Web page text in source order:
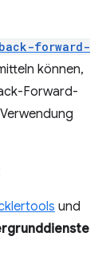
back-forward-
können,
Forward-
und